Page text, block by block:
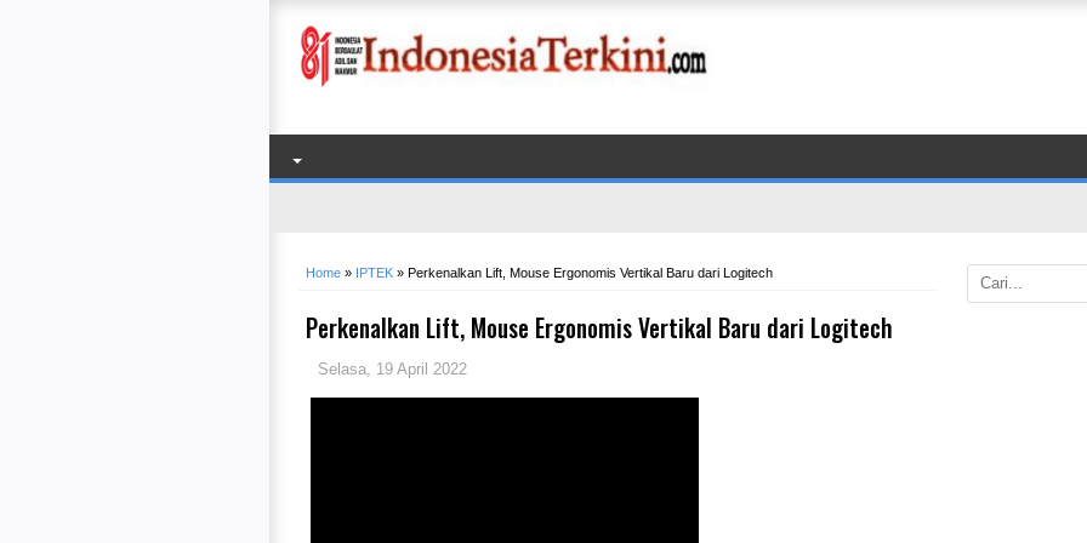
Home » IPTEK » Perkenalkan Lift, Mouse Ergonomis Vertikal Baru dari Logitech
Perkenalkan Lift, Mouse Ergonomis Vertikal Baru dari Logitech
Selasa, 19 April 2022